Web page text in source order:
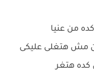
من عنيا
مش هتغلى عليكى
هتغر